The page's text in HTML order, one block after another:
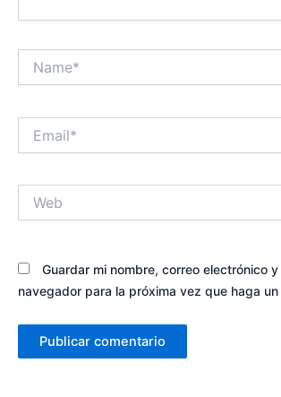
Guardar mi nombre, correo electrónico
navegador para la próxima vez que haga